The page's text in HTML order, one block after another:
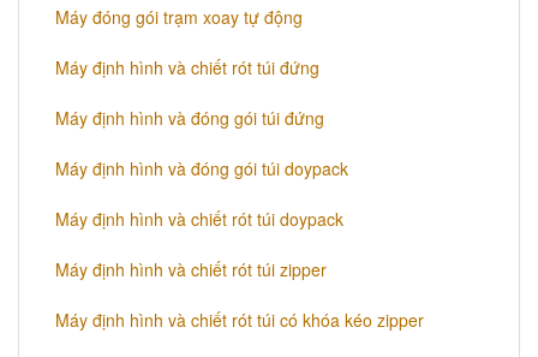
Máy đóng gói trạm xoay tự động
Máy định hình và chiết rót túi đứng
Máy định hình và đóng gói túi đứng
Máy định hình và đóng gói túi doypack
Máy định hình và chiết rót túi doypack
Máy định hình và chiết rót túi zipper
Máy định hình và chiết rót túi có khóa kéo zipper